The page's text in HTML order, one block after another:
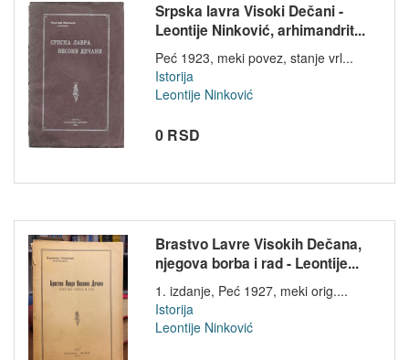
Srpska lavra Visoki Dečani -
Leontije Ninković, arhimandrit...
Peć 1923, meki povez, stanje vrl...
Istorija
Leontije Ninković
0 RSD
Brastvo Lavre Visokih Dečana,
njegova borba i rad - Leontije...
1. izdanje, Peć 1927, meki orig....
Istorija
Leontije Ninković